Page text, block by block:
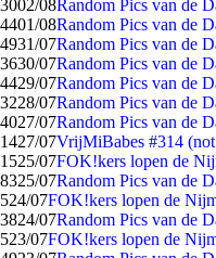
3002/08Random Pics van de
4401/08Random Pics van de
4931/07Random Pics van de
3630/07Random Pics van de
4429/07Random Pics van de
3228/07Random Pics van de
4027/07Random Pics van de
1427/07VrijMiBabes #314
1525/07FOK!kers lopen de
8325/07Random Pics van de
524/07FOK!kers lopen de
3824/07Random Pics van de
523/07FOK!kers lopen de